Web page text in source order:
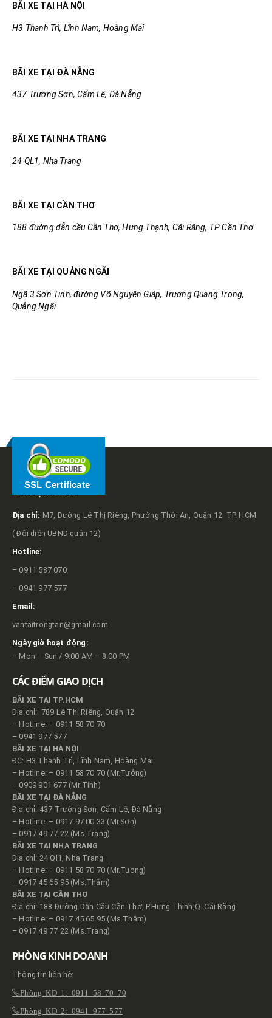
BÃI XE TẠI HÀ NỘI
H3 Thanh Trì, Lĩnh Nam, Hoàng Mai
BÃI XE TẠI ĐÀ NẴNG
437 Trường Sơn, Cẩm Lệ, Đà Nẵng
BÃI XE TẠI NHA TRANG
24 QL1, Nha Trang
BÃI XE TẠI CẦN THƠ
188 đường dẫn cầu Cần Thơ, Hưng Thạnh, Cái Răng, TP Cần Thơ
BÃI XE TẠI QUẢNG NGÃI
Ngã 3 Sơn Tịnh, đường Võ Nguyên Giáp, Trương Quang Trọng,
Quảng Ngãi
SSL Certificate
VỀ TRỌNG TẤN
Địa chỉ: M7, Đường Lê Thị Riêng, Phường Thới An, Quận 12. TP. HCM
( Đối diện UBND quận 12)
Hotline:
– 0911 587 070
– 0941 977 577
Email:
vantaitrongtan@gmail.com
Ngày giờ hoạt động:
– Mon – Sun / 9:00 AM – 8:00 PM
CÁC ĐIỂM GIAO DỊCH
BÃI XE TẠI TP.HCM
Địa chỉ: 789 Lê Thị Riêng, Quận 12
– Hotline: – 0911 58 70 70
– 0941 977 577
BÃI XE TẠI HÀ NỘI
ĐC: H3 Thanh Trì, Lĩnh Nam, Hoàng Mai
– Hotline: – 0911 58 70 70 (Mr.Tưởng)
– 0909 901 677 (Mr.Tính)
BÃI XE TẠI ĐÀ NẴNG
Địa chỉ: 437 Trường Sơn, Cẩm Lệ, Đà Nẵng
– Hotline: – 0917 97 00 33 (Mr.Sơn)
– 0917 49 77 22 (Ms.Trang)
BÃI XE TẠI NHA TRANG
Địa chỉ: 24 Ql1, Nha Trang
– Hotline: – 0911 58 70 70 (Mr.Tuong)
– 0917 45 65 95 (Ms.Thắm)
BÃI XE TẠI CẦN THƠ
Địa chỉ: 188 Đường Dẫn Cầu Cần Thơ, P.Hưng Thịnh,Q. Cái Răng
– Hotline: – 0917 45 65 95 (Ms.Thắm)
– 0917 49 77 22 (Ms.Trang)
PHÒNG KINH DOANH
Thông tin liên hệ:
Phòng KD 1: 0911 58 70 70
Phòng KD 2: 0941 977 577